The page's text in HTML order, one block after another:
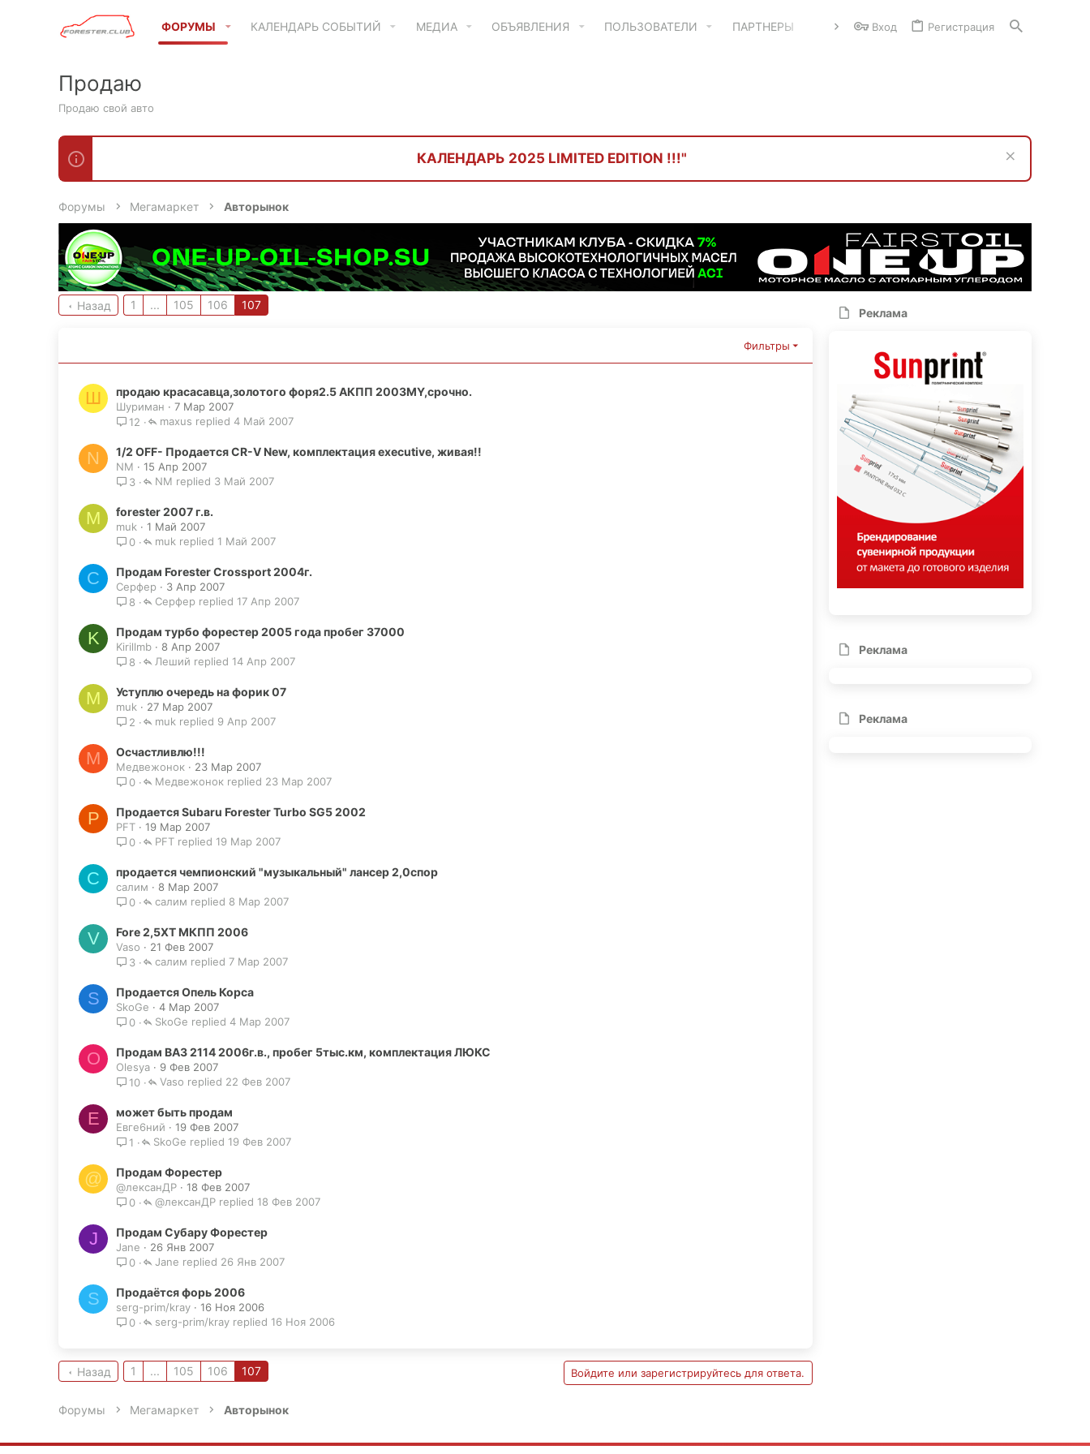
ФОРУМЫ КАЛЕНДАРЬ СОБЫТИЙ МЕДИА ОБЪЯВЛЕНИЯ ПОЛЬЗОВАТЕЛИ ПАРТНЕРЫ Вход Регистрация
Продаю
Продаю свой авто
КАЛЕНДАРЬ 2025 LIMITED EDITION !!!"
Форумы Мегамаркет Авторынок
Назад 1 ... 105 106 107
Фильтры
Ш продаю красасавца,золотого форя2.5 АКПП 2003MY,срочно.
Шуриман
7 Мар 2007
12
4 Май 2007
maxus
N 1/2 OFF- Продается CR-V New, комплектация executive, живая!!
NM
15 Апр 2007
3
3 Май 2007
NM
M forester 2007 г.в.
muk
1 Май 2007
0
1 Май 2007
muk
С Продам Forester Crossport 2004г.
Серфер
3 Апр 2007
8
17 Апр 2007
Серфер
K Продам турбо форестер 2005 года пробег 37000
Kirillmb
8 Апр 2007
8
14 Апр 2007
Леший
M Уступлю очередь на форик 07
muk
27 Мар 2007
2
9 Апр 2007
muk
М Осчастливлю!!!
Медвежонок
23 Мар 2007
0
23 Мар 2007
Медвежонок
P Продается Subaru Forester Turbo SG5 2002
PFT
19 Мар 2007
0
19 Мар 2007
PFT
С продается чемпионский "музыкальный" лансер 2,0спор
салим
8 Мар 2007
0
8 Мар 2007
салим
V Fore 2,5XT МКПП 2006
Vaso
21 Фев 2007
3
7 Мар 2007
салим
S Продается Опель Корса
SkoGe
4 Мар 2007
0
4 Мар 2007
SkoGe
O Продам ВАЗ 2114 2006г.в., пробег 5тыс.км, комплектация ЛЮКС
Olesya
9 Фев 2007
10
22 Фев 2007
Vaso
Е может быть продам
Евге6ний
19 Фев 2007
1
19 Фев 2007
SkoGe
@ Продам Форестер
@лексанДР
18 Фев 2007
0
18 Фев 2007
@лексанДР
J Продам Субару Форестер
Jane
26 Янв 2007
0
26 Янв 2007
Jane
S Продаётся форь 2006
serg-prim/kray
16 Ноя 2006
0
16 Ноя 2006
serg-prim/kray
Назад 1 ... 105 106 107 Войдите или зарегистрируйтесь для ответа.
Реклама
Реклама
Реклама
Форумы Мегамаркет Авторынок